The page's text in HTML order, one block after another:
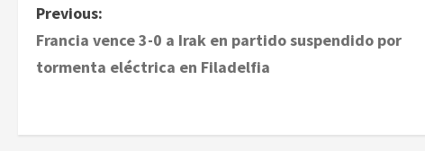
P
o
t
Previous:
Francia vence 3-0 a Irak en partido suspendido por
tormenta eléctrica en Filadelfia